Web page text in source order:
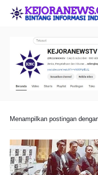
Menampilkan postingan